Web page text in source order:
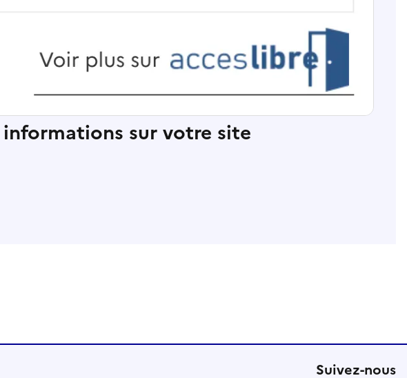
sur votre site
Suivez-nous